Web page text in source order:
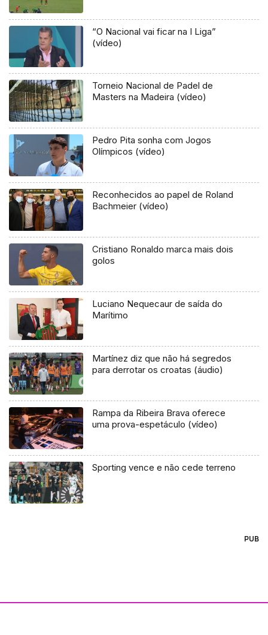
“O Nacional vai ficar na I Liga”
(vídeo)
Torneio Nacional de Padel de
Masters na Madeira (vídeo)
Pedro Pita sonha com Jogos
Olímpicos (vídeo)
Reconhecidos ao papel de Roland
Bachmeier (vídeo)
Cristiano Ronaldo marca mais dois
golos
Luciano Nequecaur de saída do
Marítimo
Martínez diz que não há segredos
para derrotar os croatas (áudio)
Rampa da Ribeira Brava oferece
uma prova-espetáculo (vídeo)
Sporting vence e não cede terreno
PUB